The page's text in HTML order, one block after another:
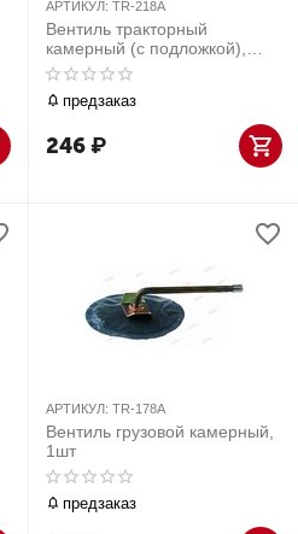
АРТИКУЛ: TR-218A
Вентиль тракторный
камерный (с подложкой),
l=51мм., d=110мм., 1шт
предзаказ
246₽
АРТИКУЛ: TR-178A
Вентиль грузовой камерный,
1шт
предзаказ